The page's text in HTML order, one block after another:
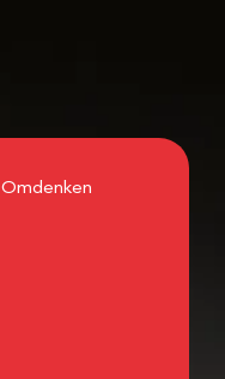
Omdenken